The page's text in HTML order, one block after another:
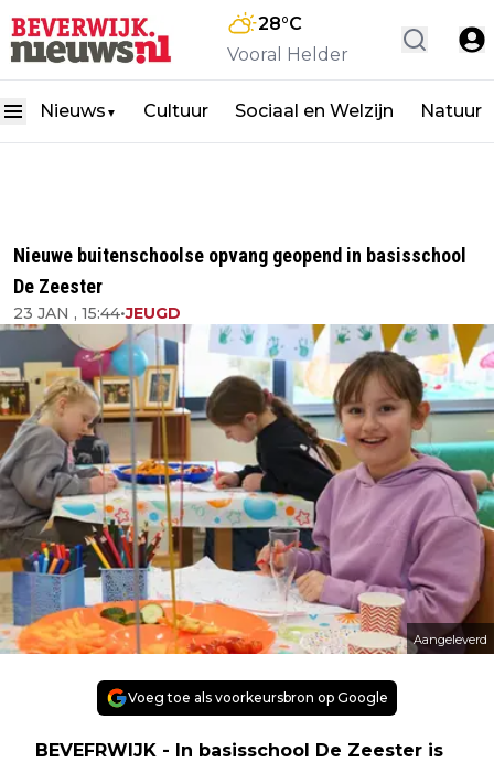
28°C
Vooral Helder
Nieuws ▼ Cultuur Sociaal en Welzijn Natuur
Nieuwe buitenschoolse opvang geopend in basisschool
De Zeester
23 JAN , 15:44•JEUGD
Aangeleverd
Voeg toe als voorkeursbron op Google
BEVEFRWIJK - In basisschool De Zeester is